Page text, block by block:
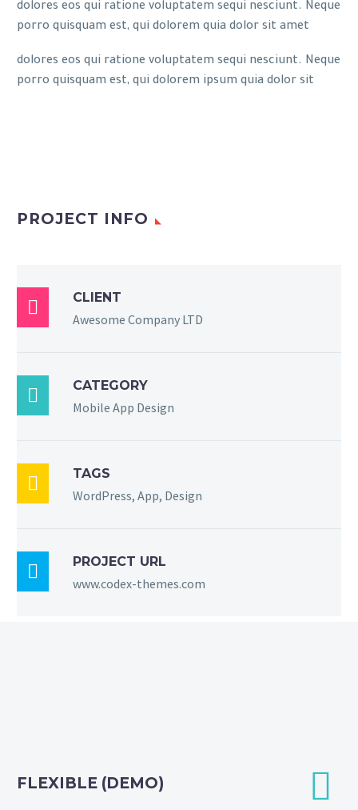
dolores eos qui ratione voluptatem sequi nesciunt. Neque
porro quisquam est, qui dolorem quia dolor sit amet
dolores eos qui ratione voluptatem sequi nesciunt. Neque
porro quisquam est, qui dolorem ipsum quia dolor sit
PROJECT INFO
 CLIENT
Awesome Company LTD
 CATEGORY
Mobile App Design
 TAGS
WordPress, App, Design
 PROJECT URL
www.codex-themes.com
FLEXIBLE (DEMO) 
